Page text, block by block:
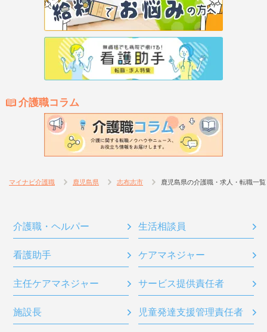
介護職コラム
マイナビ介護職 鹿児島県 志布志市 鹿児島県の介護職・求人・転職一覧
介護職・ヘルパー 生活相談員
看護助手 ケアマネジャー
主任ケアマネジャー サービス提供責任者
施設長 児童発達支援管理責任者